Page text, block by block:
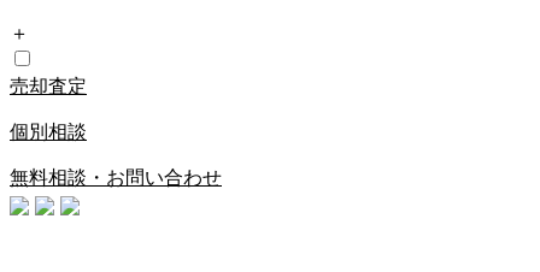
＋
売却査定
個別相談
無料相談・お問い合わせ